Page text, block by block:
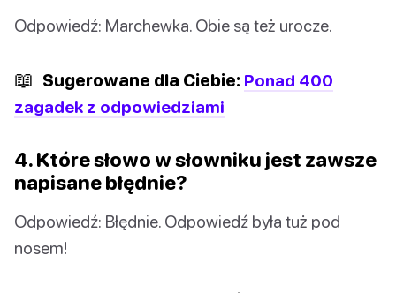
Odpowiedź: Marchewka. Obie są też urocze.
📖 Sugerowane dla Ciebie: Ponad 400
zagadek z odpowiedziami
4. Które słowo w słowniku jest zawsze
napisane błędnie?
Odpowiedź: Błędnie. Odpowiedź była tuż pod
nosem!